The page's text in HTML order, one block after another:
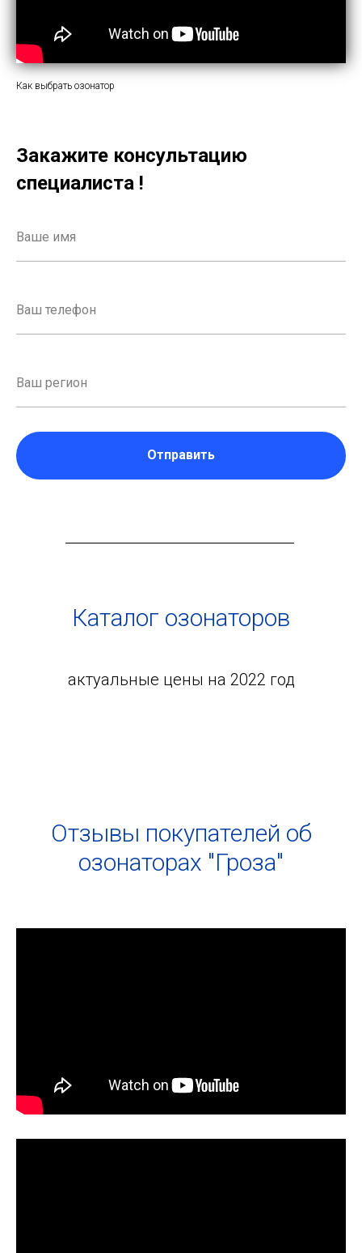
Как выбрать озонатор
Закажите консультацию
специалиста !
Отправить
Каталог озонаторов
актуальные цены на 2022 год
Отзывы покупателей об
озонаторах "Гроза"